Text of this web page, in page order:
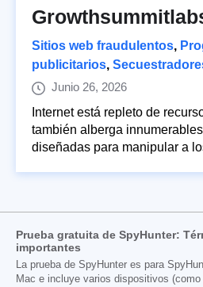
Sitios web fraudulentos,
publicitarios,
Junio 26, 2026
Internet está repleto de
también alberga
diseñadas para manipular a
Prueba gratuita de SpyHunter:
importantes
La prueba de SpyHunter es para
Mac e incluye varios dispositivos